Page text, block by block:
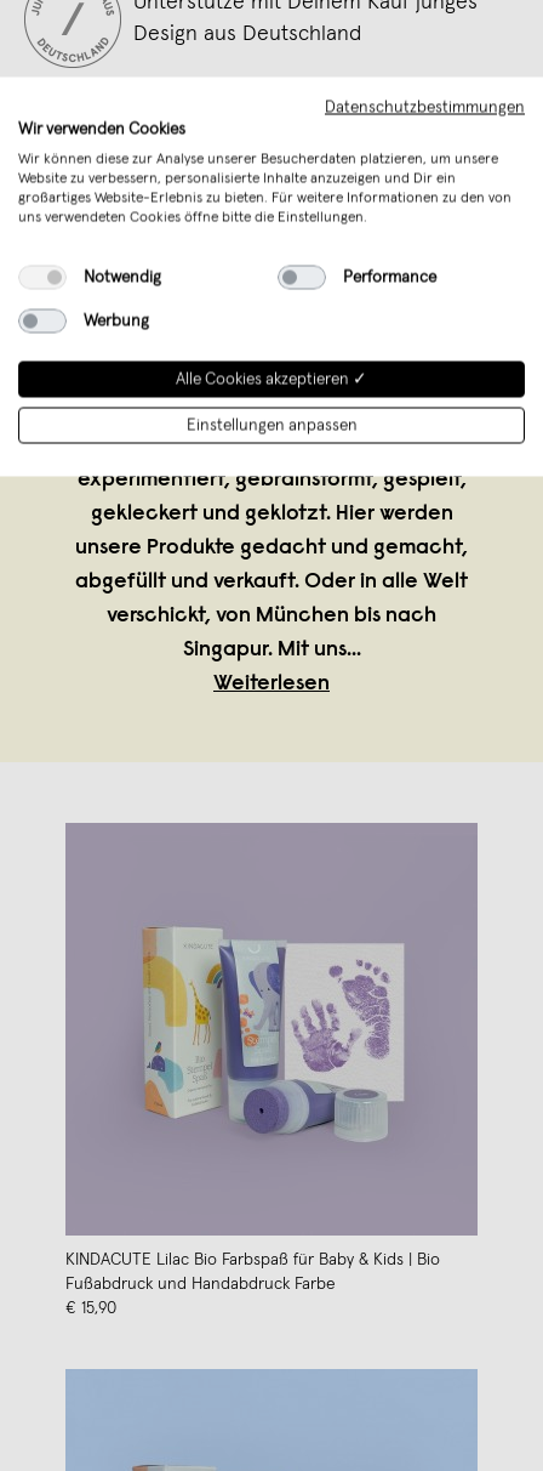
Design aus Deutschland
KINDACUTE Studio,München
verkauft seit Mai 2024
In unserem Studio wird designed,
experimentiert, gebrainstormt, gespielt,
gekleckert und geklotzt. Hier werden
unsere Produkte gedacht und gemacht,
abgefüllt und verkauft. Oder in alle Welt
verschickt, von München bis nach
Singapur. Mit uns...
Weiterlesen
KINDACUTE Lilac Bio Farbspaß für Baby & Kids | Bio
Fußabdruck und Handabdruck Farbe
€ 15,90
Datenschutzbestimmungen
Wir verwenden Cookies
Wir können diese zur Analyse unserer Besucherdaten platzieren, um unsere
Website zu verbessern, personalisierte Inhalte anzuzeigen und Dir ein
großartiges Website-Erlebnis zu bieten. Für weitere Informationen zu den von
uns verwendeten Cookies öffne bitte die Einstellungen.
Notwendig Performance
Werbung
Alle Cookies akzeptieren ✓
Einstellungen anpassen